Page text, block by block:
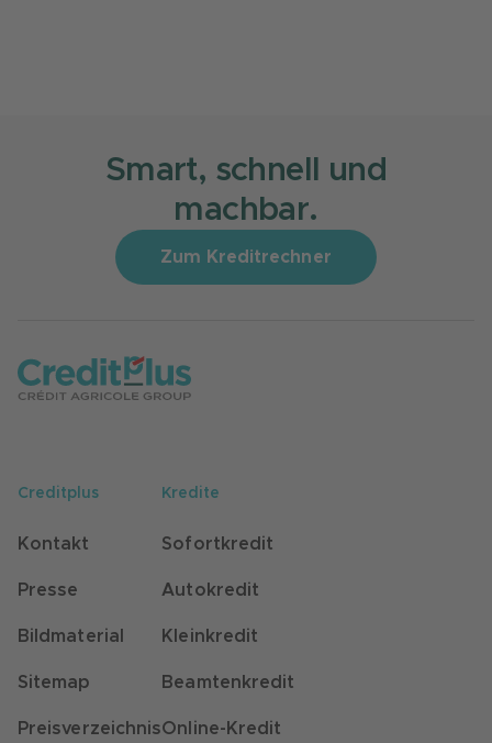
Smart, schnell und
machbar.
Zum Kreditrechner
Creditplus
Kontakt
Presse
Bildmaterial
Sitemap
Preisverzeichnis
Kredite
Sofortkredit
Autokredit
Kleinkredit
Beamtenkredit
Online-Kredit